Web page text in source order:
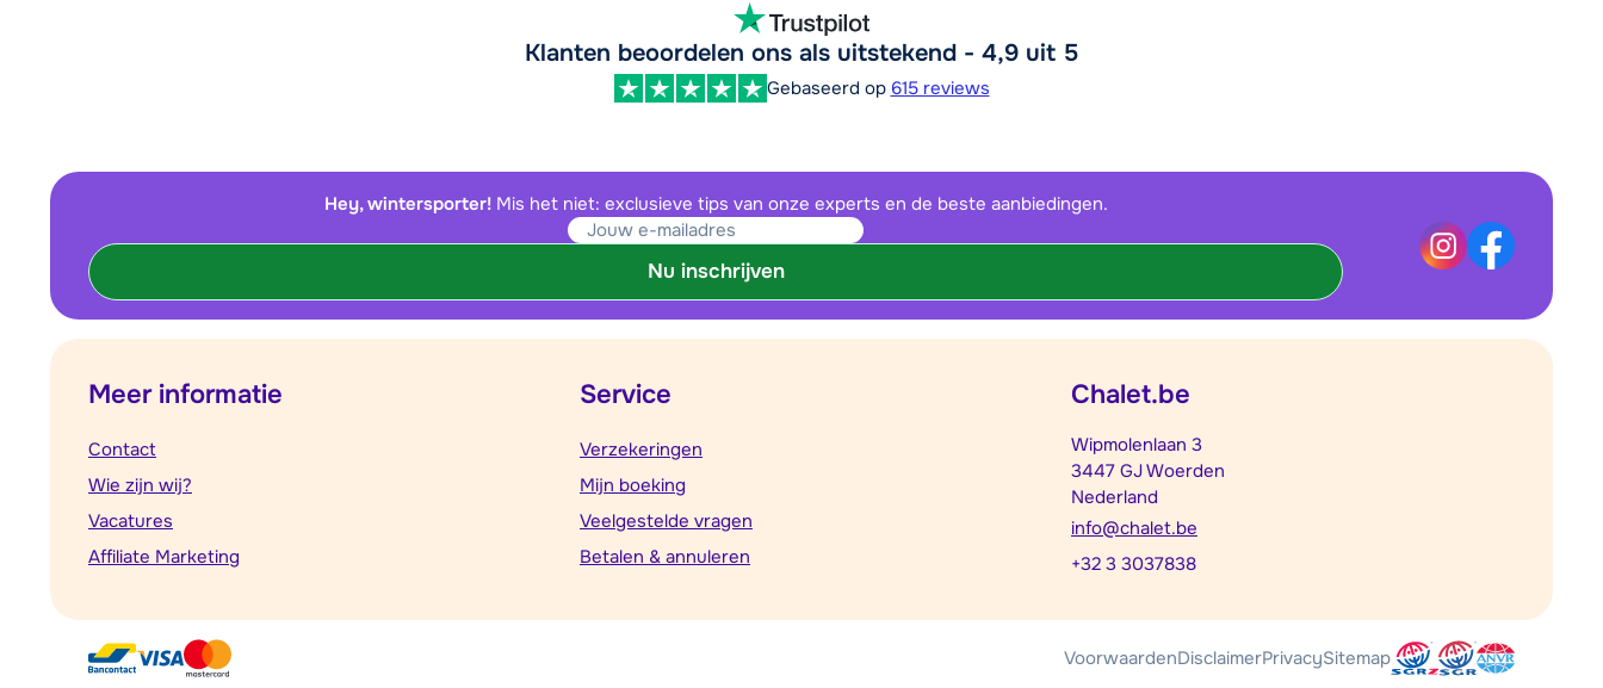
Klanten beoordelen ons als uitstekend - 4,9 uit 5
Gebaseerd op 615 reviews
Hey, wintersporter! Mis het niet: exclusieve tips van onze experts en de beste aanbiedingen.
Nu inschrijven
Meer informatie
Contact
Wie zijn wij?
Vacatures
Affiliate Marketing
Service
Verzekeringen
Mijn boeking
Veelgestelde vragen
Betalen & annuleren
Chalet.be
Wipmolenlaan 3
3447 GJ Woerden
Nederland
info@chalet.be
+32 3 3037838
VoorwaardenDisclaimerPrivacySitemap